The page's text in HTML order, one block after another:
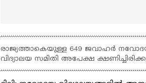
രാജ്യത്താകെയുള്ള 649 ജവാഹര്‍
വിദ്യാലയ സമിതി അപേക്ഷ